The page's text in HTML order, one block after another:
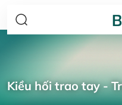
Kiều hối trao tay -